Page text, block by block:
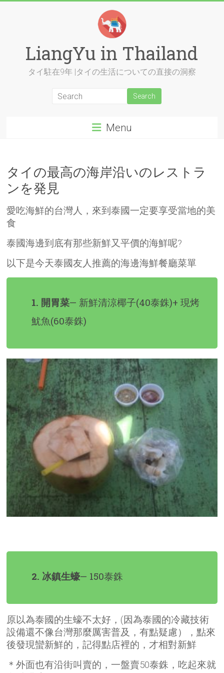
LiangYu in Thailand
タイ駐在9年 |タイの生活についての直接の洞察
Menu
タイの最高の海岸沿いのレストラ
ンを発見
愛吃海鮮的台灣人，來到泰國一定要享受當地的美
食
泰國海邊到底有那些新鮮又平價的海鮮呢?
以下是今天泰國友人推薦的海邊海鮮餐廳菜單
1. 開胃菜— 新鮮清涼椰子(40泰銖)+ 現烤
魷魚(60泰銖)
2. 冰鎮生蠔— 150泰銖
原以為泰國的生蠔不太好，(因為泰國的冷藏技術
設備還不像台灣那麼厲害普及，有點疑慮），點來
後發現蠻新鮮的，記得點店裡的，才相對新鮮
＊外面也有沿街叫賣的，一盤賣50泰銖，吃起來就